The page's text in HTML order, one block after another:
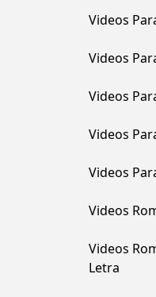
Videos
Videos
Videos
Videos
Videos
Videos
Videos
Letra